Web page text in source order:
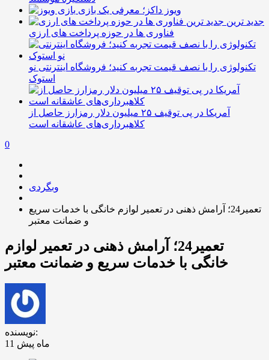
ویوز داکز؛ معرفی یک بازی
جدید ترین
فناوری ها در حوزه پرداخت های ارزی
تکنولوژی را با نصف قیمت تجربه کنید؛ فروشگاه اینترنتی نو
استوک
آمریکا در پی توقیف ۲۵ میلیون دلار رمزارز حاصل از
کلاهبرداری‌های عاشقانه است
0
وبگردی
تعمیر24؛ آرامش ذهنی در تعمیر لوازم خانگی با خدمات سریع
و ضمانت معتبر
تعمیر24؛ آرامش ذهنی در تعمیر لوازم
خانگی با خدمات سریع و ضمانت معتبر
نویسنده:
11 ماه پیش